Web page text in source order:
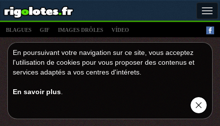
BLAGUES GIF IMAGES DRÔLES VÍDEO
En poursuivant votre navigation sur ce site, vous acceptez
l'utilisation de cookies pour vous proposer des contenus et
services adaptés a vos centres d'intérets.
En savoir plus